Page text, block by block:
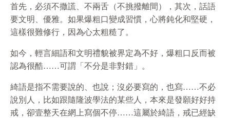
首先，必須不撒謊、不兩舌（不挑撥離間），其次，話語
要文明、優雅。如果爆粗口變成習慣，心將鈍化和堅硬，
這樣很難修行，因為心太粗糙了。
如今，輕言細語和文明禮貌被界定為不好，爆粗口反而被
認為很酷……可謂「不分是非對錯」。
綺語是指不需要說的、也說；沒必要寫的，也寫……不必
說別人，比如跟隨隆波學法的某些人，本來是發願好好持
戒，卻壹整天在網上寫個不停……這屬於綺語，戒已經缺